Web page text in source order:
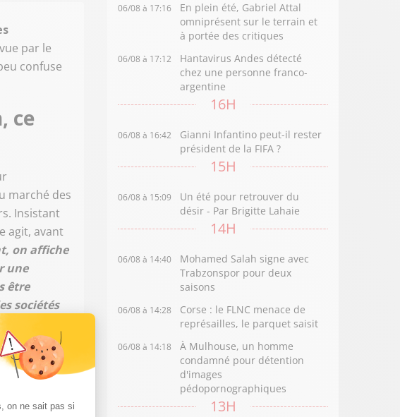
par le
confuse
ce
marché des
Insistant
agit, avant
on affiche
une
être
sociétés
de
membres
davantage
06/08 à 17:16
En plein été, Gabriel Attal
omniprésent sur le terrain et
à portée des critiques
06/08 à 17:12
Hantavirus Andes détecté
chez une personne franco-
argentine
16H
06/08 à 16:42
Gianni Infantino peut-il rester
président de la FIFA ?
15H
06/08 à 15:09
Un été pour retrouver du
désir - Par Brigitte Lahaie
14H
06/08 à 14:40
Mohamed Salah signe avec
Trabzonspor pour deux
saisons
06/08 à 14:28
Corse : le FLNC menace de
représailles, le parquet saisit
06/08 à 14:18
À Mulhouse, un homme
condamné pour détention
d'images
pédopornographiques
13H